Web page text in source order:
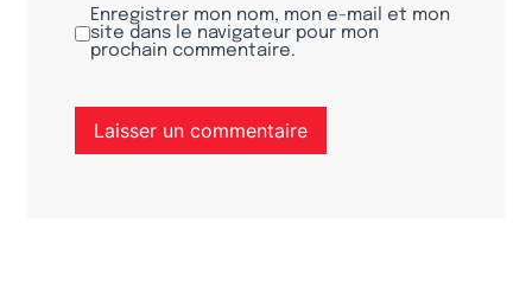
Enregistrer mon nom, mon e-mail et mon
site dans le navigateur pour mon
prochain commentaire.